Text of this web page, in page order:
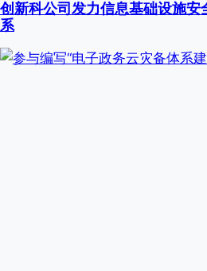
创新科公司发力信息基础设施安
系